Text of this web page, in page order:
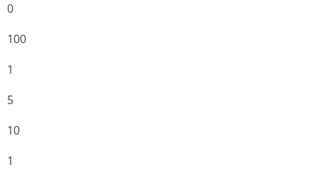
0
100
1
5
10
1